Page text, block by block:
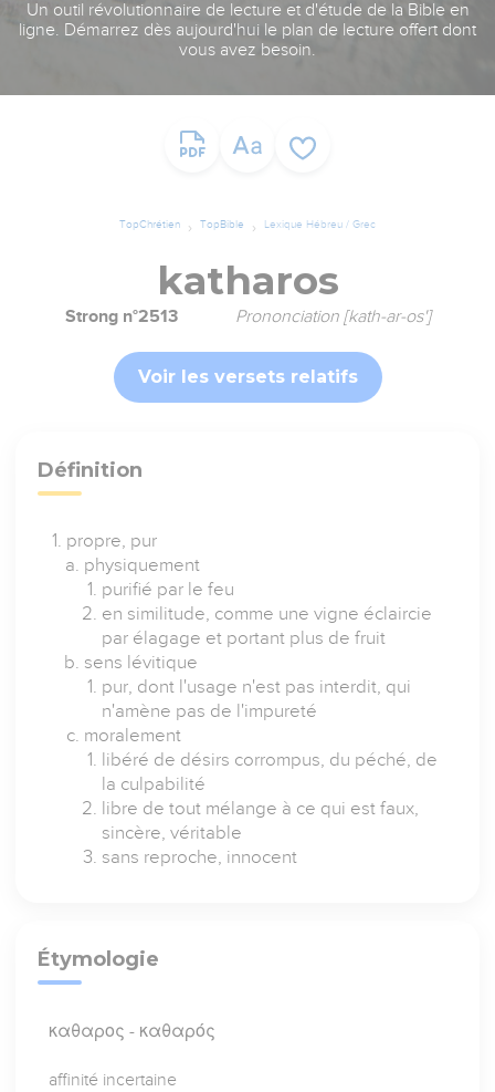
Un outil révolutionnaire de lecture et d'étude de la Bible en
ligne. Démarrez dès aujourd'hui le plan de lecture offert dont
vous avez besoin.
TopChrétien TopBible Lexique Hébreu / Grec
katharos
Strong n°2513 Prononciation [kath-ar-os']
Voir les versets relatifs
Définition
propre, pur
physiquement
purifié par le feu
en similitude, comme une vigne éclaircie
par élagage et portant plus de fruit
sens lévitique
pur, dont l'usage n'est pas interdit, qui
n'amène pas de l'impureté
moralement
libéré de désirs corrompus, du péché, de
la culpabilité
libre de tout mélange à ce qui est faux,
sincère, véritable
sans reproche, innocent
Étymologie
καθαρος - καθαρός
affinité incertaine